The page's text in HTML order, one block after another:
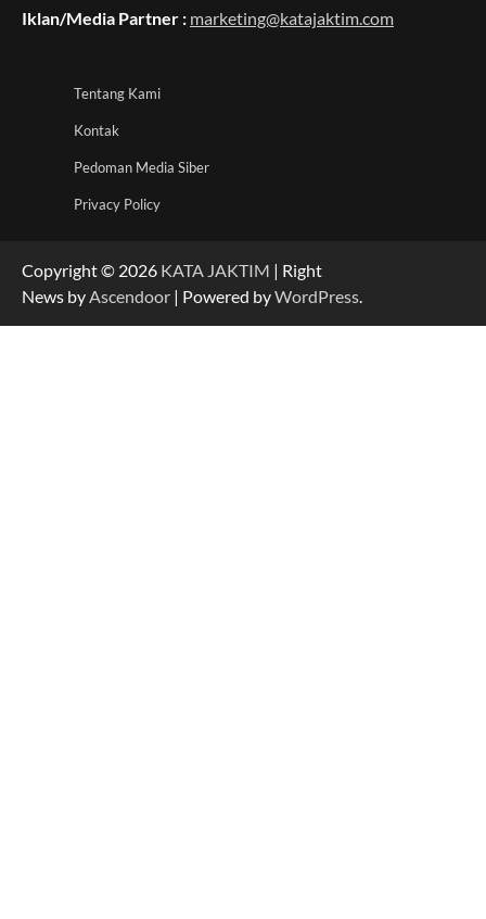
Iklan/Media Partner : marketing@katajaktim.com
Tentang Kami
Kontak
Pedoman Media Siber
Privacy Policy
Copyright © 2026 KATA JAKTIM | Right
News byAscendoor | Powered byWordPress.